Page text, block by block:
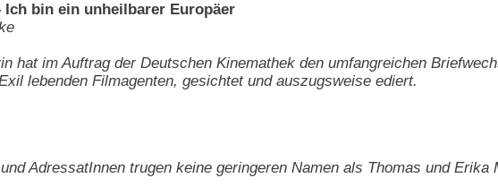
Ich bin ein unheilbarer Europäer
hat im Auftrag der Deutschen Kinemathek den umfangreichen
lebenden Filmagenten, gesichtet und auszugsweise ediert.
AdressatInnen trugen keine geringeren Namen als Thomas und Erika